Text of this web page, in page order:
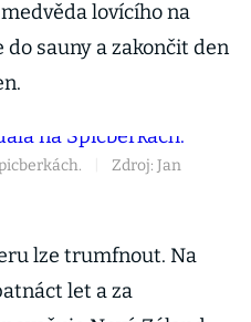
lovícího na
sauny a zakončit den
Zdroj: Jan
lze trumfnout. Na
let a za